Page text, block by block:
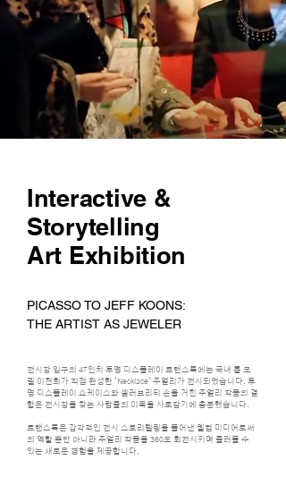
Interactive &
Storytelling
Art Exhibition
PICASSO TO JEFF KOONS:
THE ARTIST AS JEWELER
전시장 입구의 47인치 투명 디스플레이 트랜스룩에는 국내 톱 모
델 이천희가 직접 완성한 'Necklace' 주얼리가 전시되었습니다. 투
명 디스플레이 쇼케이스와 셀러브리티 손을 거친 주얼리 작품의 결
합은 전시장을 찾는 사람들의 이목을 사로잡기에 충분했습니다.
트랜스룩은 감각적인 전시 스토리텔링을 풀어낸 웰컴 미디어로써
의 역할 뿐만 아니라 주얼리 작품을 360도 회전시키며 둘러볼 수
있는 새로운 경험을 제공합니다.